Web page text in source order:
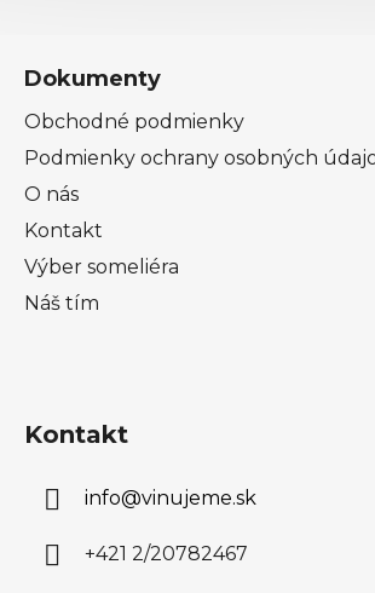
Dokumenty
Obchodné podmienky
Podmienky ochrany osobných
O nás
Kontakt
Výber someliéra
Náš tím
Kontakt
info@vinujeme.sk
+421 2/20782467